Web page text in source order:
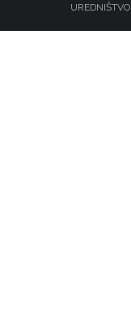
UREDNIŠTVO